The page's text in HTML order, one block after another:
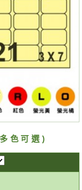
色可選)